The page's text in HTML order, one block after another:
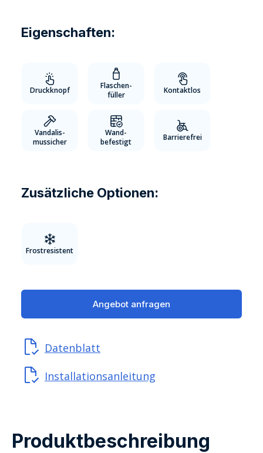
Eigenschaften:
Druckknopf
Flaschen-
füller
Kontaktlos
Vandalis-
mussicher
Wand-
befestigt
Barrierefrei
Zusätzliche Optionen:
Frostresistent
Angebot anfragen
Datenblatt
Installationsanleitung
Produktbeschreibung